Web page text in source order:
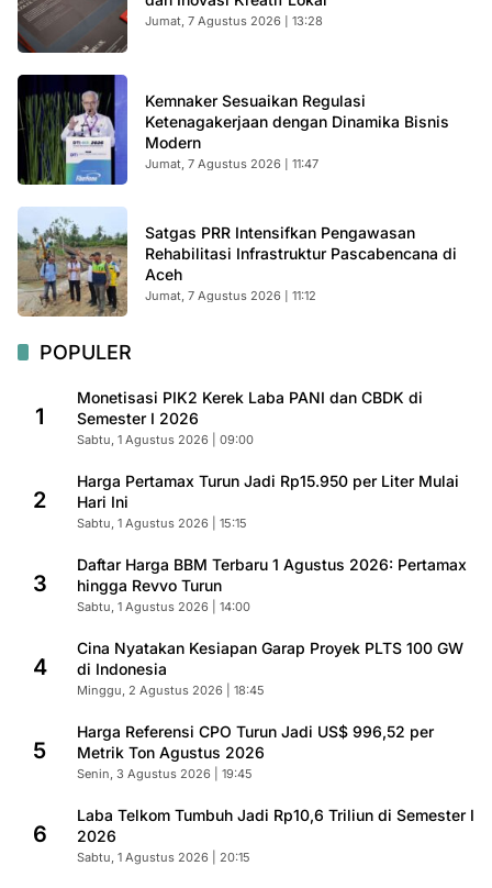
Jumat, 7 Agustus 2026 | 13:28
Kemnaker Sesuaikan Regulasi
Ketenagakerjaan dengan Dinamika Bisnis
Modern
Jumat, 7 Agustus 2026 | 11:47
Satgas PRR Intensifkan Pengawasan
Rehabilitasi Infrastruktur Pascabencana di
Aceh
Jumat, 7 Agustus 2026 | 11:12
POPULER
1
Monetisasi PIK2 Kerek Laba PANI dan CBDK di
Semester I 2026
Sabtu, 1 Agustus 2026 | 09:00
2
Harga Pertamax Turun Jadi Rp15.950 per Liter Mulai
Hari Ini
Sabtu, 1 Agustus 2026 | 15:15
3
Daftar Harga BBM Terbaru 1 Agustus 2026: Pertamax
hingga Revvo Turun
Sabtu, 1 Agustus 2026 | 14:00
4
Cina Nyatakan Kesiapan Garap Proyek PLTS 100 GW
di Indonesia
Minggu, 2 Agustus 2026 | 18:45
5
Harga Referensi CPO Turun Jadi US$ 996,52 per
Metrik Ton Agustus 2026
Senin, 3 Agustus 2026 | 19:45
6
Laba Telkom Tumbuh Jadi Rp10,6 Triliun di Semester I
2026
Sabtu, 1 Agustus 2026 | 20:15